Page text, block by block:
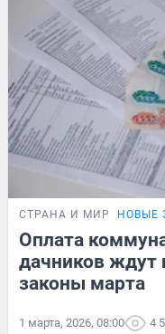
СТРАНА И МИР НОВЫЕ
Оплата
дачников
законы марта
1 марта, 2026, 08:00 4